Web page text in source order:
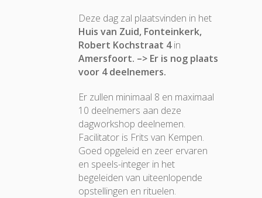
Deze dag zal plaatsvinden in het
Huis van Zuid, Fonteinkerk,
Robert Kochstraat 4in
Amersfoort. –> Er is nog plaats
voor 4 deelnemers.
Er zullen minimaal 8 en maximaal
10 deelnemers aan deze
dagworkshop deelnemen.
Facilitator is Frits van Kempen.
Goed opgeleid en zeer ervaren
en speels-integer in het
begeleiden van uiteenlopende
opstellingen en rituelen.